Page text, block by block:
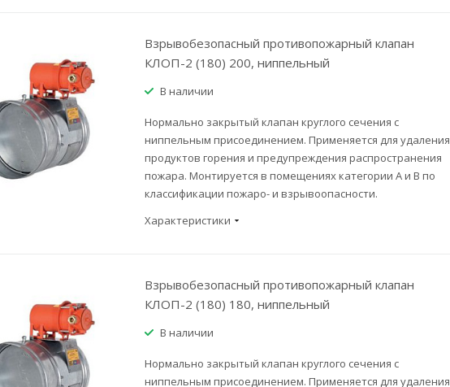
Взрывобезопасный противопожарный клапан
КЛОП-2 (180) 200, ниппельный
В наличии
Нормально закрытый клапан круглого сечения с
ниппельным присоединением. Применяется для удаления
продуктов горения и предупреждения распространения
пожара. Монтируется в помещениях категории A и B по
классификации пожаро- и взрывоопасности.
Характеристики
Взрывобезопасный противопожарный клапан
КЛОП-2 (180) 180, ниппельный
В наличии
Нормально закрытый клапан круглого сечения с
ниппельным присоединением. Применяется для удаления